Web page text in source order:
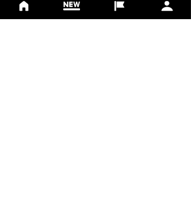
選手登録​